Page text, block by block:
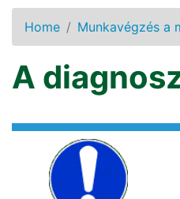
Home Munkavégzés a
A